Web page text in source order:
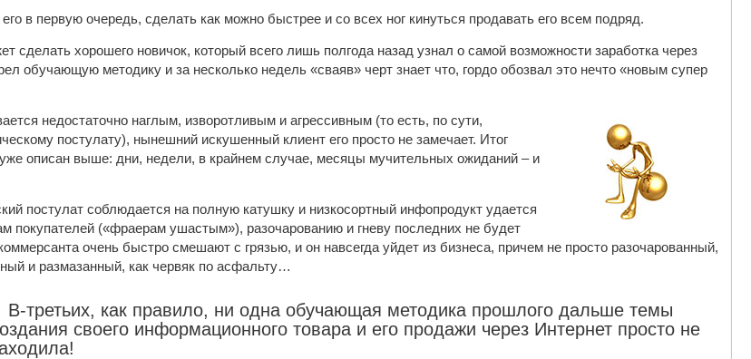
в первую очередь, сделать как можно быстрее и со всех ног кинуться продавать его всем подряд.
сделать хорошего новичок, который всего лишь полгода назад узнал о самой возможности заработка через
обучающую методику и за несколько недель «сваяв» черт знает что, гордо обозвал это нечто «новым супер
недостаточно наглым, изворотливым и агрессивным (то есть, по сути,
постулату), нынешний искушенный клиент его просто не замечает. Итог
уже описан выше: дни, недели, в крайнем случае, месяцы мучительных ожиданий – и
постулат соблюдается на полную катушку и низкосортный инфопродукт удается
покупателей («фраерам ушастым»), разочарованию и гневу последних не будет
очень быстро смешают с грязью, и он навсегда уйдет из бизнеса, причем не просто разочарованный,
и размазанный, как червяк по асфальту…
В-третьих, как правило, ни одна обучающая методика прошлого дальше темы
своего информационного товара и его продажи через Интернет просто не